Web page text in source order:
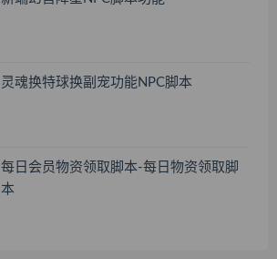
灵魂换特球换副宠功能NPC脚本
每日会员物资领取脚本-每日物资领取脚
本